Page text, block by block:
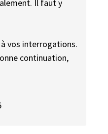
Il faut y
vos interrogations.
continuation,